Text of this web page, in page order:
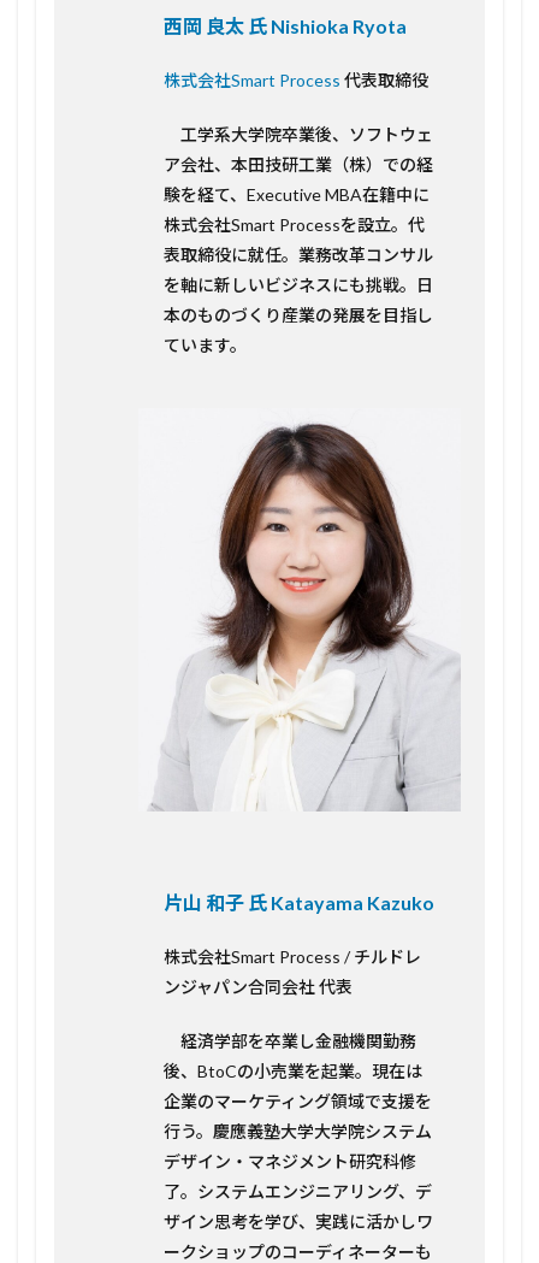
西岡 良太 氏 Nishioka Ryota
株式会社Smart Process 代表取締役
工学系大学院卒業後、ソフトウェ
ア会社、本田技研工業（株）での経
験を経て、Executive MBA在籍中に
株式会社Smart Processを設立。代
表取締役に就任。業務改革コンサル
を軸に新しいビジネスにも挑戦。日
本のものづくり産業の発展を目指し
ています。
片山 和子 氏 Katayama Kazuko
株式会社Smart Process / チルドレ
ンジャパン合同会社 代表
経済学部を卒業し金融機関勤務
後、BtoCの小売業を起業。現在は
企業のマーケティング領域で支援を
行う。慶應義塾大学大学院システム
デザイン・マネジメント研究科修
了。システムエンジニアリング、デ
ザイン思考を学び、実践に活かしワ
ークショップのコーディネーターも